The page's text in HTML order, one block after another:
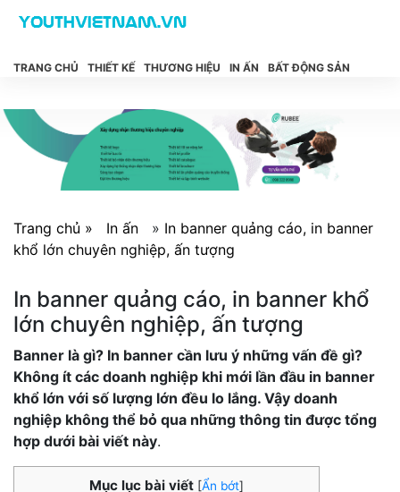
TRANG CHỦ THIẾT KẾ THƯƠNG HIỆU IN ẤN BẤT ĐỘNG SẢN
Trang chủ » In ấn » In banner quảng cáo, in banner
khổ lớn chuyên nghiệp, ấn tượng
In banner quảng cáo, in banner khổ
lớn chuyên nghiệp, ấn tượng
Banner là gì? In banner cần lưu ý những vấn đề gì?
Không ít các doanh nghiệp khi mới lần đầu in banner
khổ lớn với số lượng lớn đều lo lắng. Vậy doanh
nghiệp không thể bỏ qua những thông tin được tổng
hợp dưới bài viết này.
Mục lục bài viết [Ẩn bớt]